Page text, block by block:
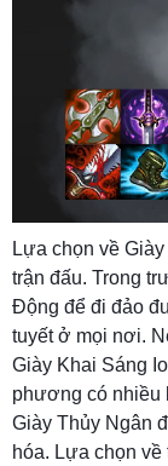
Lựa chọn về
trận đấu. Trong
Động để đi đảo
tuyết ở mọi nơi.
Giày Khai Sáng
phương có nhiều
Giày Thủy Ngân
hóa. Lựa chọn về